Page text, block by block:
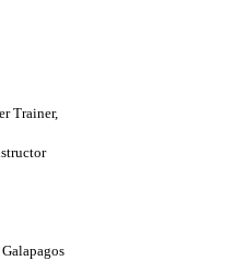
Trainer,